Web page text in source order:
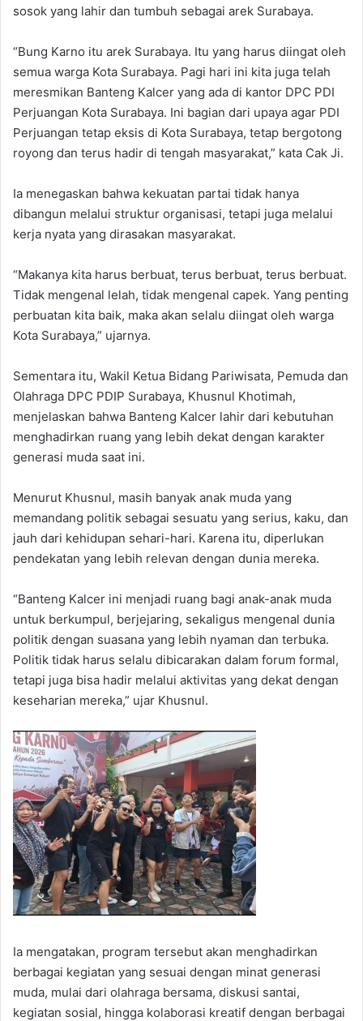
sosok yang lahir dan tumbuh sebagai arek Surabaya.
“Bung Karno itu arek Surabaya. Itu yang harus diingat oleh
semua warga Kota Surabaya. Pagi hari ini kita juga telah
meresmikan Banteng Kalcer yang ada di kantor DPC PDI
Perjuangan Kota Surabaya. Ini bagian dari upaya agar PDI
Perjuangan tetap eksis di Kota Surabaya, tetap bergotong
royong dan terus hadir di tengah masyarakat,” kata Cak Ji.
Ia menegaskan bahwa kekuatan partai tidak hanya
dibangun melalui struktur organisasi, tetapi juga melalui
kerja nyata yang dirasakan masyarakat.
“Makanya kita harus berbuat, terus berbuat, terus berbuat.
Tidak mengenal lelah, tidak mengenal capek. Yang penting
perbuatan kita baik, maka akan selalu diingat oleh warga
Kota Surabaya,” ujarnya.
Sementara itu, Wakil Ketua Bidang Pariwisata, Pemuda dan
Olahraga DPC PDIP Surabaya, Khusnul Khotimah,
menjelaskan bahwa Banteng Kalcer lahir dari kebutuhan
menghadirkan ruang yang lebih dekat dengan karakter
generasi muda saat ini.
Menurut Khusnul, masih banyak anak muda yang
memandang politik sebagai sesuatu yang serius, kaku, dan
jauh dari kehidupan sehari-hari. Karena itu, diperlukan
pendekatan yang lebih relevan dengan dunia mereka.
“Banteng Kalcer ini menjadi ruang bagi anak-anak muda
untuk berkumpul, berjejaring, sekaligus mengenal dunia
politik dengan suasana yang lebih nyaman dan terbuka.
Politik tidak harus selalu dibicarakan dalam forum formal,
tetapi juga bisa hadir melalui aktivitas yang dekat dengan
keseharian mereka,” ujar Khusnul.
Ia mengatakan, program tersebut akan menghadirkan
berbagai kegiatan yang sesuai dengan minat generasi
muda, mulai dari olahraga bersama, diskusi santai,
kegiatan sosial, hingga kolaborasi kreatif dengan berbagai